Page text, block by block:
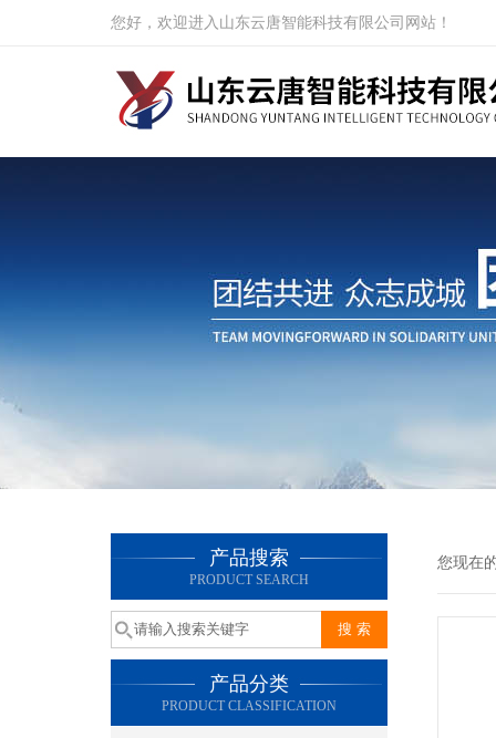
您好，欢迎进入山东云唐智能科技有限公司网站！
产品搜索
PRODUCT SEARCH
产品分类
PRODUCT CLASSIFICATION
您现在